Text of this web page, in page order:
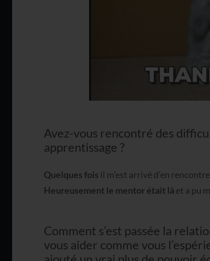
Avez-vous rencontré des
apprentissage ?
Quelques fois il m’est arrivé d’en
Heureusement le mentor était là et a pu
Comment s’est passée la
vous aider comme vous